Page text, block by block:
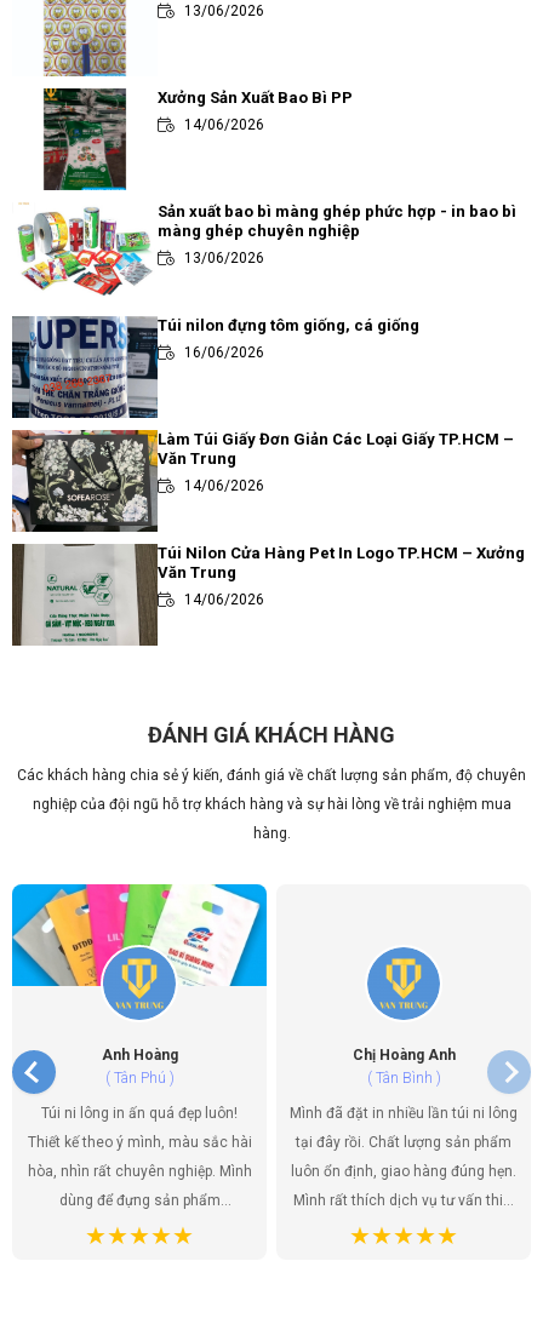
13/06/2026
Xưởng Sản Xuất Bao Bì PP
14/06/2026
Sản xuất bao bì màng ghép phức hợp - in bao bì
màng ghép chuyên nghiệp
13/06/2026
Túi nilon đựng tôm giống, cá giống
16/06/2026
Làm Túi Giấy Đơn Giản Các Loại Giấy TP.HCM –
Văn Trung
14/06/2026
Túi Nilon Cửa Hàng Pet In Logo TP.HCM – Xưởng
Văn Trung
14/06/2026
Túi Đôi Đựng Ly Trà Sữa PE HD TP.HCM – Xưởng
Văn Trung
14/06/2026
Địa Chỉ In Túi Nilon Uy Tín Chất Lượng TP.HCM –
Văn Trung
14/06/2026
ĐÁNH GIÁ KHÁCH HÀNG
Các khách hàng chia sẻ ý kiến, đánh giá về chất lượng sản phẩm, độ chuyên
nghiệp của đội ngũ hỗ trợ khách hàng và sự hài lòng về trải nghiệm mua
hàng.
Anh Hoàng
( Tân Phú )
Túi ni lông in ấn quá đẹp luôn!
Thiết kế theo ý mình, màu sắc hài
hòa, nhìn rất chuyên nghiệp. Mình
dùng để đựng sản phẩm
handmade của shop, khách hàng
Chị Hoàng Anh
( Tân Bình )
Mình đã đặt in nhiều lần túi ni lông
tại đây rồi. Chất lượng sản phẩm
luôn ổn định, giao hàng đúng hẹn.
Mình rất thích dịch vụ tư vấn thiết
kế, họ giúp mình có được những